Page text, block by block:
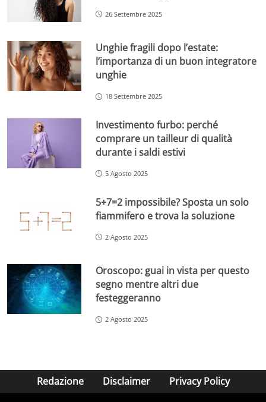
26 Settembre 2025
Unghie fragili dopo l’estate:
l’importanza di un buon integratore
unghie
18 Settembre 2025
Investimento furbo: perché
comprare un tailleur di qualità
durante i saldi estivi
5 Agosto 2025
5+7=2 impossibile? Sposta un solo
fiammifero e trova la soluzione
2 Agosto 2025
Oroscopo: guai in vista per questo
segno mentre altri due
festeggeranno
2 Agosto 2025
Redazione Disclaimer Privacy Policy